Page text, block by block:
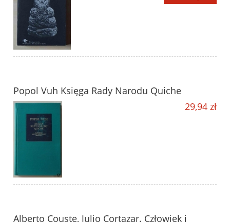
Popol Vuh Księga Rady Narodu Quiche
29,94 zł
Alberto Couste, Julio Cortazar. Człowiek i